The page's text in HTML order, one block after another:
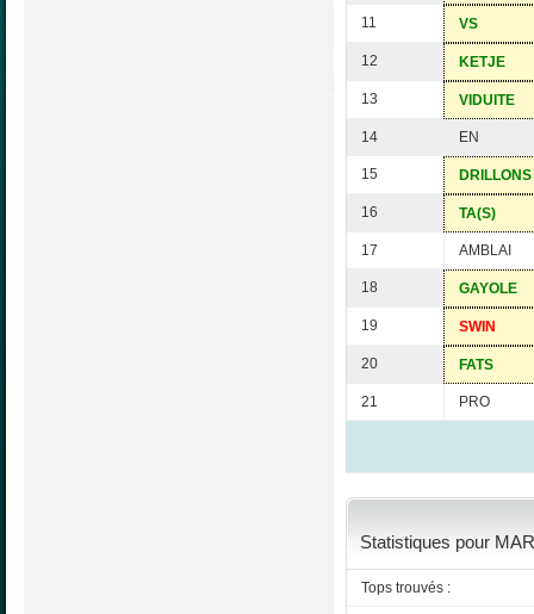
11 VS
12 KETJE
13 VIDUITE
14 EN
15 DRILLONS
16 TA(S)
17 AMBLAI
18 GAYOLE
19 SWIN
20 FATS
21 PRO
Statistiques pour
Tops trouvés :